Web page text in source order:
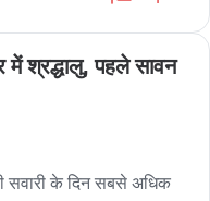
पुलिस अब दुर्घटनाओं
अधीक्षक अभिषेक वर्मा
व्यवस्था को लेकर
रॉबर्ट्सगंज से सुकृत तक
में श्रद्धालु, पहले सावन
सवारी के दिन सबसे अधिक